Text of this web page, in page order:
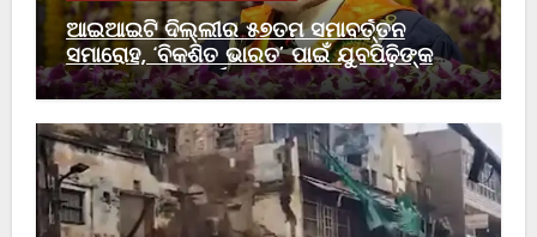
ଆଇଆଇଟି ଦିଲ୍ଲୀର ୫୭ତମ ସମାବର୍ତ୍ତନ
ସମାରୋହ, ‘ବିକଶିତ ଭାରତ’ ପାଇଁ ଯୁବପିଢ଼ିଙ୍କ
ଭୂମିକା ଗୁରୁତ୍ୱପୂର୍ଣ୍ଣ: ମୋଦୀ